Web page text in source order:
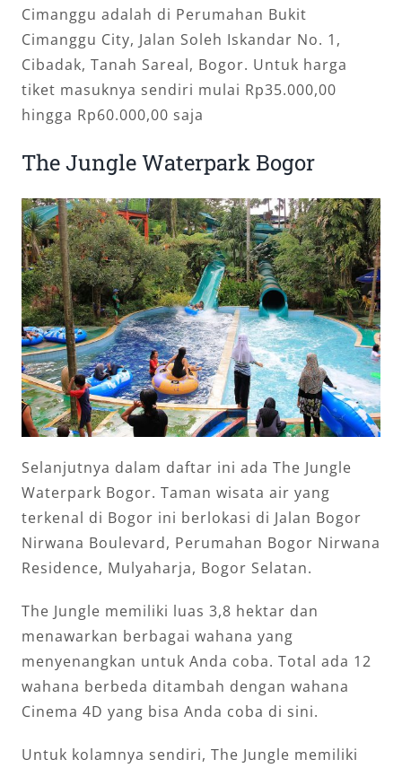
Cimanggu adalah di Perumahan Bukit
Cimanggu City, Jalan Soleh Iskandar No. 1,
Cibadak, Tanah Sareal, Bogor. Untuk harga
tiket masuknya sendiri mulai Rp35.000,00
hingga Rp60.000,00 saja
The Jungle Waterpark Bogor
Selanjutnya dalam daftar ini ada The Jungle
Waterpark Bogor. Taman wisata air yang
terkenal di Bogor ini berlokasi di Jalan Bogor
Nirwana Boulevard, Perumahan Bogor Nirwana
Residence, Mulyaharja, Bogor Selatan.
The Jungle memiliki luas 3,8 hektar dan
menawarkan berbagai wahana yang
menyenangkan untuk Anda coba. Total ada 12
wahana berbeda ditambah dengan wahana
Cinema 4D yang bisa Anda coba di sini.
Untuk kolamnya sendiri, The Jungle memiliki